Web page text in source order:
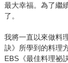
最大幸福。為了繼
了。
我將一直以來做料
訣》所學到的料理
EBS《最佳料理祕